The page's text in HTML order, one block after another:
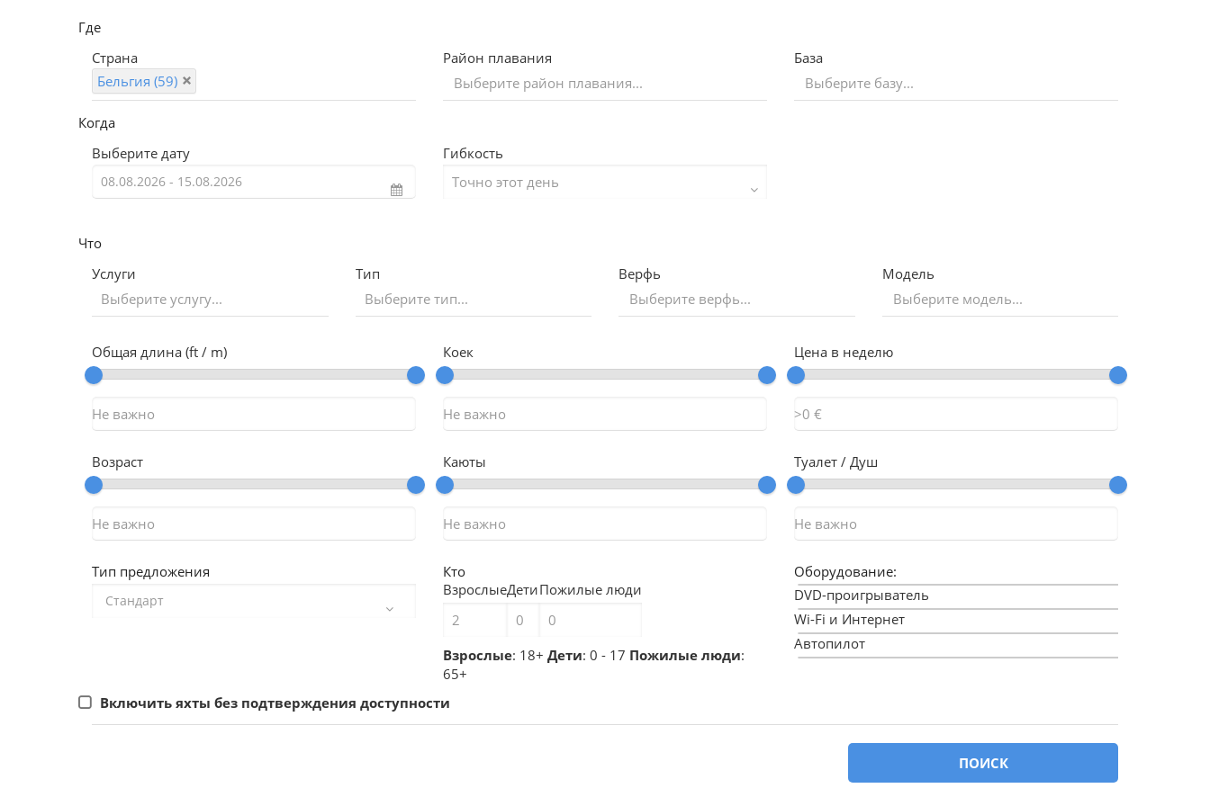
Где
Страна
Бельгия (59)
Район плавания База
Когда
Выберите дату
Гибкость
Что
Услуги
Выберите услугу...
Тип
Выберите тип...
Верфь Модель
Общая длина (ft / m) Коек Цена в неделю
Возраст Каюты Туалет / Душ
Тип предложения
Кто
ВзрослыеДетиПожилые люди
Взрослые: 18+ Дети: 0 - 17 Пожилые люди:
65+
Оборудование:
DVD-проигрыватель
Wi-Fi и Интернет
Автопилот
Гараж для тендеров
Включить яхты без подтверждения доступности
ПОИСК